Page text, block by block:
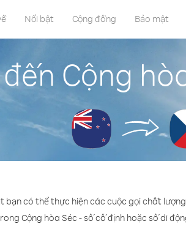
Nổi bật Cộng đồng Bảo mật
Cộng
bạn có thể thực hiện các cuộc gọi chất
Cộng hòa Séc - số cố định hoặc số di